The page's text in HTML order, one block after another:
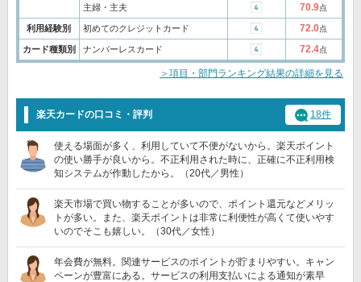
主婦・主夫 70.9点
利用経験別 初めてのクレジットカード 72.0点
カード種類別 ナンバーレスカード 72.4点
＞項目・部門ランキング結果の詳細を見る
楽天カードの口コミ・評判 18件
使える場面が多く、利用していて不便がないから。楽天ポイント
の使い勝手が良いから。不正利用された時に、正確に不正利用検
知システムが作動したから。（20代／男性）
楽天市場で買い物することが多いので、ポイント還元などメリッ
トが多い。また、楽天ポイントは非常に利便性が高くて使いやす
いのでそこも嬉しい。（30代／女性）
年会費が無料。関連サービスのポイントが貯まりやすい。キャン
ペーンが豊富にある。サービスの利用支払いによる通知が素早